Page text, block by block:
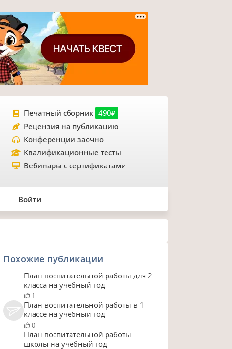
Печатный сборник 490₽
Рецензия на публикацию
Конференции заочно
Квалификационные тесты
Вебинары с сертификатами
Войти
Похожие публикации
План воспитательной работы для 2
класса на учебный год
1
План воспитательной работы в 1
классе на учебный год
0
План воспитательной работы
школы на учебный год